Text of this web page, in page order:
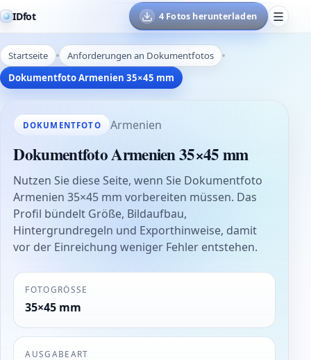
IDfot 4 Fotos herunterladen
Startseite
Anforderungen an Dokumentfotos
Dokumentfoto Armenien 35×45 mm
DOKUMENTFOTO Armenien
Dokumentfoto Armenien 35×45 mm
Nutzen Sie diese Seite, wenn Sie Dokumentfoto
Armenien 35×45 mm vorbereiten müssen. Das
Profil bündelt Größe, Bildaufbau,
Hintergrundregeln und Exporthinweise, damit
vor der Einreichung weniger Fehler entstehen.
FOTOGRÖSSE
35×45 mm
AUSGABEART